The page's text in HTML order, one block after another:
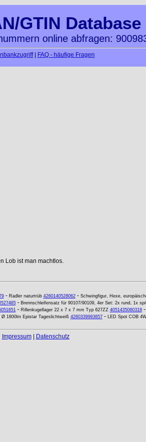
GTIN Database
online abfragen:
| FAQ - häufige Fragen
Lob ist man machtlos.
- Radler naturtrüb 4260140528062- Schwingfigur, Hexe,
- Brennschleifensatz für 90107/90109, 4er Set: 2x rund, 1x
- Rillenkugellager 22 x 7 x 7 mm Typ 627ZZ 4051435060318
1800lm Epistar Tageslichtweiß 4260339993657- LED Spot COB
Impressum| Datenschutz